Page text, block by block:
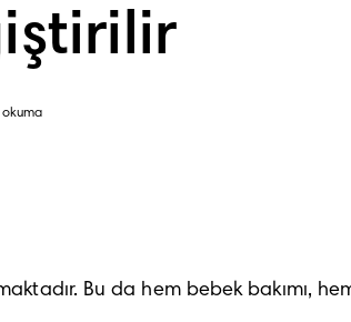
okuma
Bu da hem bebek bakımı, hem